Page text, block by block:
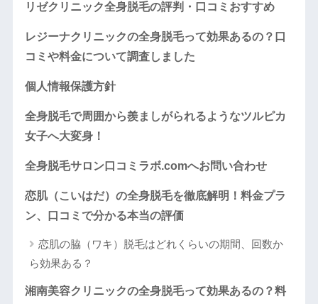
リゼクリニック全身脱毛の評判・口コミおすすめ
レジーナクリニックの全身脱毛って効果あるの？口
コミや料金について調査しました
個人情報保護方針
全身脱毛で周囲から羨ましがられるようなツルピカ
女子へ大変身！
全身脱毛サロン口コミラボ.comへお問い合わせ
恋肌（こいはだ）の全身脱毛を徹底解明！料金プラ
ン、口コミで分かる本当の評価
恋肌の脇（ワキ）脱毛はどれくらいの期間、回数か
ら効果ある？
湘南美容クリニックの全身脱毛って効果あるの？料